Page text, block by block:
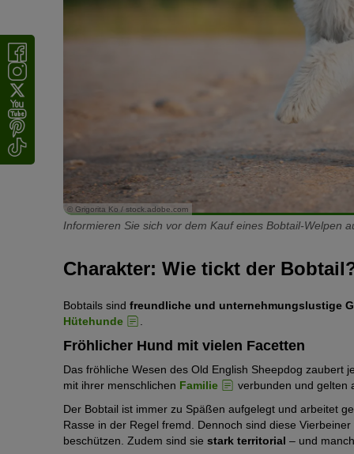
© Grigorita Ko / stock.adobe.com
Informieren Sie sich vor dem Kauf eines Bobtail-Welpen
Charakter: Wie tickt der
Bobtails sind freundliche und unternehmungslustige
Hütehunde
Fröhlicher Hund mit vielen Facetten
Das fröhliche Wesen des Old English Sheepdog zaubert
mit ihrer menschlichen Familie
verbunden und gelten
Der Bobtail ist immer zu Späßen aufgelegt und arbeitet
Rasse in der Regel fremd. Dennoch sind diese Vierbeiner
beschützen. Zudem sind sie stark territorial – und